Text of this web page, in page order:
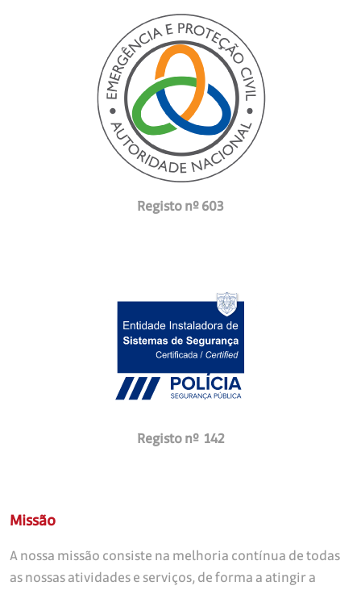
Registo nº 603
Registo nº 142
Missão
A nossa missão consiste na melhoria contínua de todas
as nossas atividades e serviços, de forma a atingir a